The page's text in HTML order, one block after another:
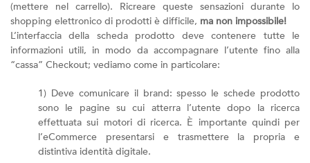
(mettere nel carrello). Ricreare queste sensazioni durante lo
shopping elettronico di prodotti è difficile, ma non impossibile!
L’interfaccia della scheda prodotto deve contenere tutte le
informazioni utili, in modo da accompagnare l’utente fino alla
“cassa” Checkout; vediamo come in particolare:
1) Deve comunicare il brand: spesso le schede prodotto
sono le pagine su cui atterra l’utente dopo la ricerca
effettuata sui motori di ricerca. È importante quindi per
l’eCommerce presentarsi e trasmettere la propria e
distintiva identità digitale.